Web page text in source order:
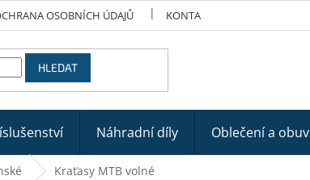
OSOBNÍCH ÚDAJŮ KONTAKTY
HLEDAT
Náhradní díly Oblečení a obuv
Kraťasy MTB volné